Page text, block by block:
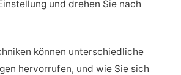
und drehen Sie nach
können unterschiedliche
hervorrufen, und wie Sie sich